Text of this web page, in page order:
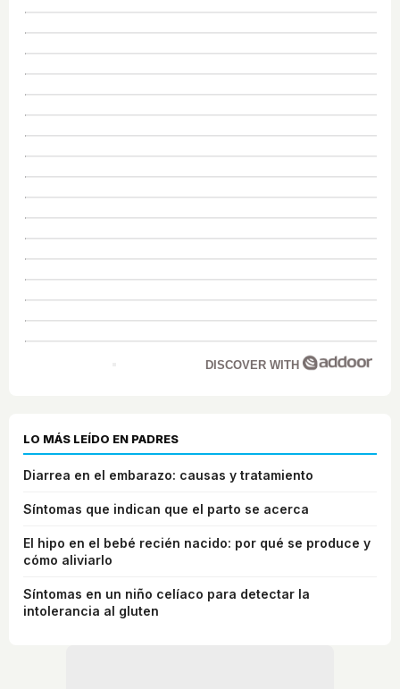
DISCOVER WITH
LO MÁS LEÍDO EN PADRES
Diarrea en el embarazo: causas y tratamiento
Síntomas que indican que el parto se acerca
El hipo en el bebé recién nacido: por qué se produce y
cómo aliviarlo
Síntomas en un niño celíaco para detectar la
intolerancia al gluten